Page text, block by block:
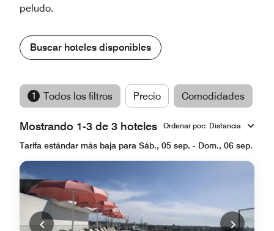
peludo.
Buscar hoteles disponibles
1 Todos los filtros Precio Comodidades
Mostrando 1-3 de 3 hoteles Ordenar por: Distancia
Tarifa estándar más baja para Sáb., 05 sep. - Dom., 06 sep.